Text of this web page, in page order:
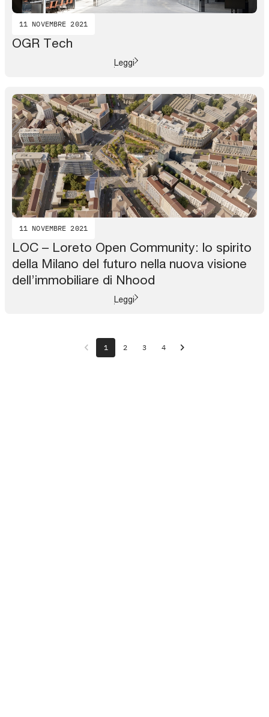
11 NOVEMBRE 2021
OGR Tech
Leggi
11 NOVEMBRE 2021
LOC – Loreto Open Community: lo spirito
della Milano del futuro nella nuova visione
dell’immobiliare di Nhood
Leggi
chevron_left 1 2 3 4 chevron_right